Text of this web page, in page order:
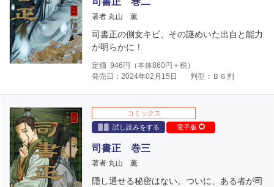
著者 丸山 薫
司書正の側女キビ、その謎めいた出自と能力
が明らかに！
定価 946 円（本体860円＋税）
発売日：2024年02月15日
判型：Ｂ６判
コミックス
試し読みをする
電子版
司書正 巻三
著者 丸山 薫
隠し通せる秘密はない。ついに、ある者が司